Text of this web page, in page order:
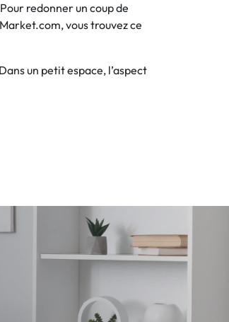
redonner un coup de
vous trouvez ce
un petit espace, l’aspect